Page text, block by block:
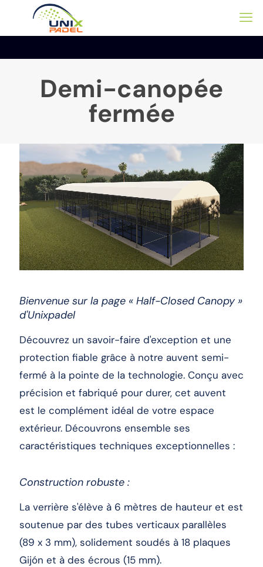
Demi-canopée
fermée
Bienvenue sur la page « Half-Closed Canopy »
d'Unixpadel
Découvrez un savoir-faire d'exception et une
protection fiable grâce à notre auvent semi-
fermé à la pointe de la technologie. Conçu avec
précision et fabriqué pour durer, cet auvent
est le complément idéal de votre espace
extérieur. Découvrons ensemble ses
caractéristiques techniques exceptionnelles :
Construction robuste :
La verrière s'élève à 6 mètres de hauteur et est
soutenue par des tubes verticaux parallèles
(89 x 3 mm), solidement soudés à 18 plaques
Gijón et à des écrous (15 mm).